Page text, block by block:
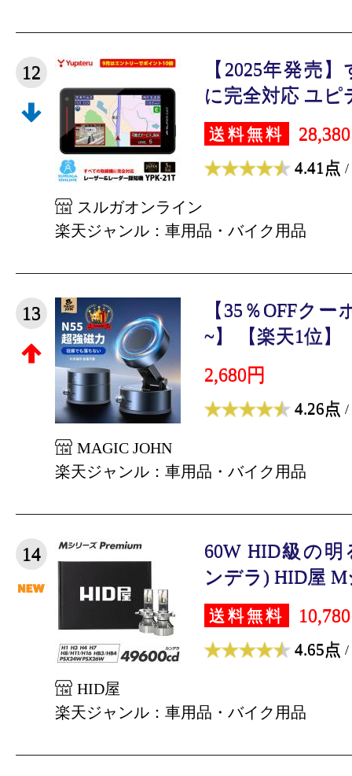
12
【2025年発売
に完全対応 ユピ
送料無料
4.41点 /
スルガオンライン
楽天ジャンル：車用品・バイク用品
13
【35％OFFクー
~】 【楽天1位】
2,680円
4.26点 /
MAGIC JOHN
楽天ジャンル：車用品・バイク用品
14
60W HID級の明
ンデラ) HID屋
送料無料
4.65点 /
HID屋
楽天ジャンル：車用品・バイク用品